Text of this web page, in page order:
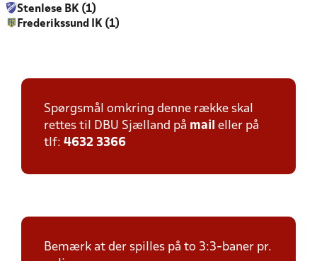
Stenløse BK (1)
Frederikssund IK (1)
Spørgsmål omkring denne række skal
rettes til DBU Sjælland på mail eller på
tlf: 4632 3366
Bemærk at der spilles på to 3:3-baner pr.